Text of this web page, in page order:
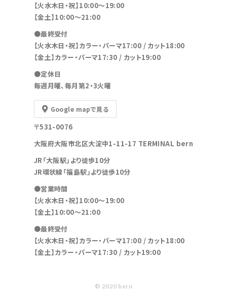
【火水木日・祝】10:00～19:00
【金土】10:00〜21:00
●最終受付
【火水木日・祝】カラー・パーマ17:00 / カット18:00
【金土】カラー・パーマ17:30 / カット19:00
●定休日
毎週月曜、毎月第2・3火曜
Google mapで見る
〒531-0076
大阪府大阪市北区大淀中1-11-17 TERMINAL bern
JR「大阪駅」より徒歩10分
JR環状線「福島駅」より徒歩10分
●営業時間
【火水木日・祝】10:00～19:00
【金土】10:00〜21:00
●最終受付
【火水木日・祝】カラー・パーマ17:00 / カット18:00
【金土】カラー・パーマ17:30 / カット19:00
© 2020 bern